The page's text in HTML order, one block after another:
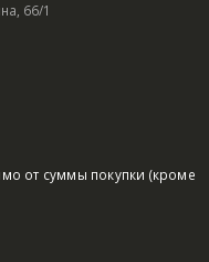
66/1
от суммы покупки (кроме